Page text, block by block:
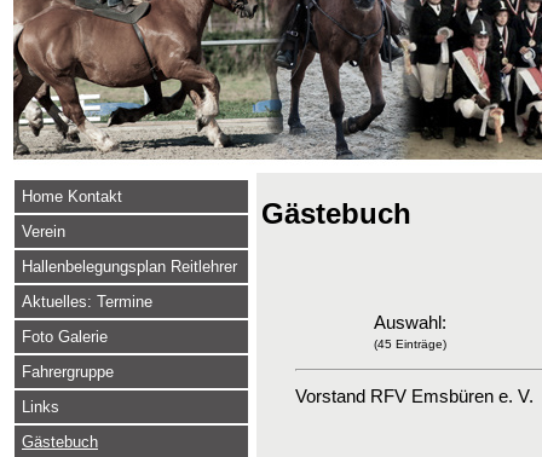
Home Kontakt
Verein
Hallenbelegungsplan Reitlehrer
Aktuelles: Termine
Foto Galerie
Fahrergruppe
Links
Gästebuch
Gästebuch
Auswahl:
(45 Einträge)
Vorstand RFV Emsbüren e. V.